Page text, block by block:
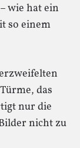
wie hat ein
so einem
das
nur die
nicht zu